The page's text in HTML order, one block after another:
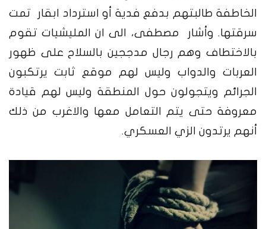
الخاطفة طالبتهم بدفع فدية أو استرداد ابقار تمت
سرقتها. وأشار مصطفى، الى ان المليشيات تقوم
بالاختطاف وهم رجال مدججين بالسلاح على ظهور
العربات والدواب وليس لهم موقع ثابت يرتكبون
الجرائم ويتجولون حول المنطقة وليس لهم قيادة
معروفة حتى يتم التعامل معها والاغرب من ذلك
أنهم يرتدون الزي العسكري.